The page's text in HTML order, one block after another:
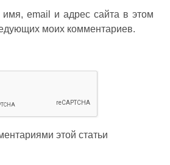
email и адрес сайта в этом
моих комментариев.
этой статьи